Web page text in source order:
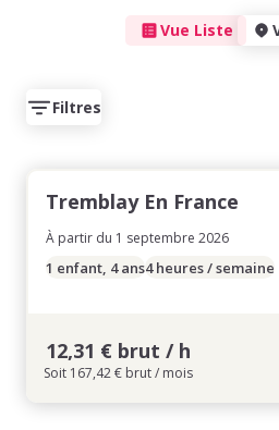
Vue Liste
Filtres
Tremblay En France
À partir du 1 septembre 2026
1 enfant, 4 ans4 heures / semaine
12,31 € brut / h
Soit 167,42 € brut / mois